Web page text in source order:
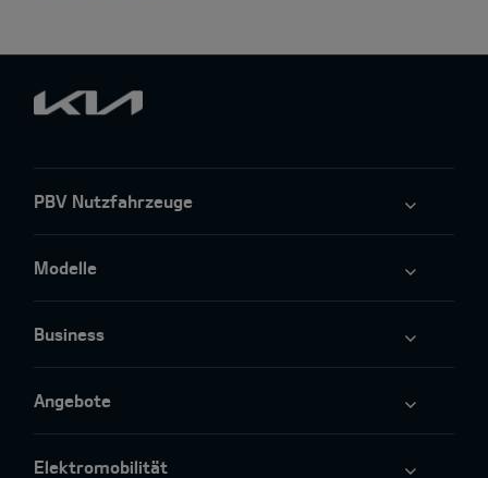
PBV Nutzfahrzeuge
Modelle
Business
Angebote
Elektromobilität